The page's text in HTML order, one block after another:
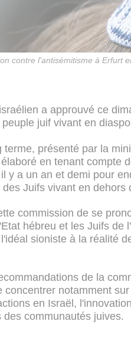
contre l'antisémitisme à Erfurt
a approuvé ce
juif vivant en
terme, présenté par la
en tenant compte
y a un an et demi pour
Juifs vivant en dehors
commission de se
hébreu et les Juifs de
sioniste à la réalité
de la
concentrer notamment
en Israël,
des communautés